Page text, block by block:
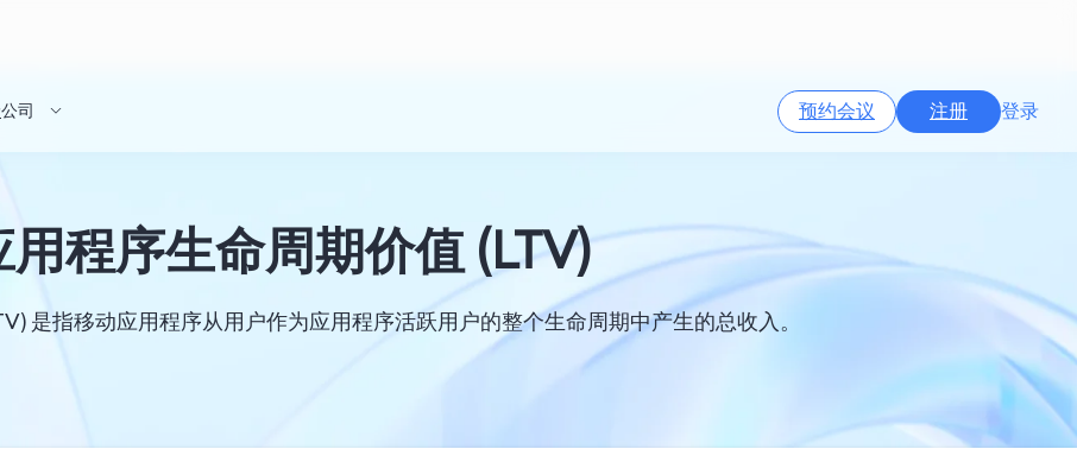
公司 预约会议 注册 登录
用程序生命周期价值 (LTV)
是指移动应用程序从用户作为应用程序活跃用户的整个生命周期中产生的总收入。